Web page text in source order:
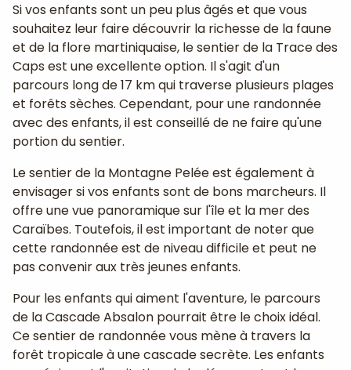
Si vos enfants sont un peu plus âgés et que vous
souhaitez leur faire découvrir la richesse de la faune
et de la flore martiniquaise, le sentier de la Trace des
Caps est une excellente option. Il s'agit d'un
parcours long de 17 km qui traverse plusieurs plages
et forêts sèches. Cependant, pour une randonnée
avec des enfants, il est conseillé de ne faire qu'une
portion du sentier.
Le sentier de la Montagne Pelée est également à
envisager si vos enfants sont de bons marcheurs. Il
offre une vue panoramique sur l'île et la mer des
Caraïbes. Toutefois, il est important de noter que
cette randonnée est de niveau difficile et peut ne
pas convenir aux très jeunes enfants.
Pour les enfants qui aiment l'aventure, le parcours
de la Cascade Absalon pourrait être le choix idéal.
Ce sentier de randonnée vous mène à travers la
forêt tropicale à une cascade secrète. Les enfants